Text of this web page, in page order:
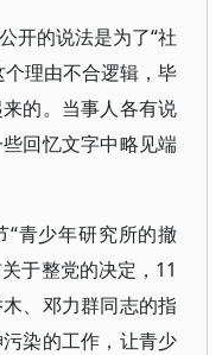
开的说法是为了“社
理由不合逻辑，毕
的。当事人各有说
回忆文字中略见端
青少年研究所的撤
于整党的决定，11
、邓力群同志的指
染的工作，让青少